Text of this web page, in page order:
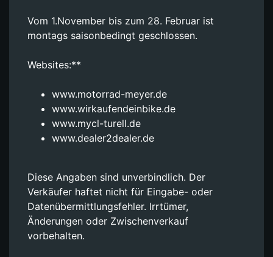
Vom 1.November bis zum 28. Februar ist
montags saisonbedingt geschlossen.
Websites:**
www.motorrad-meyer.de
www.wirkaufendeinbike.de
www.mycl-turell.de
www.dealer2dealer.de
Diese Angaben sind unverbindlich. Der
Verkäufer haftet nicht für Eingabe- oder
Datenübermittlungsfehler. Irrtümer,
Änderungen oder Zwischenverkauf
vorbehalten.